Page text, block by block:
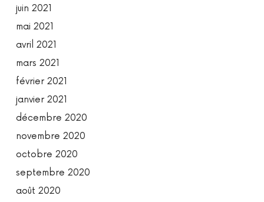
juin 2021
mai 2021
avril 2021
mars 2021
février 2021
janvier 2021
décembre 2020
novembre 2020
octobre 2020
septembre 2020
août 2020